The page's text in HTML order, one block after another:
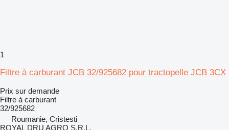
1
Filtre à carburant JCB 32/925682 pour tractopelle JCB 3CX
Prix sur demande
Filtre à carburant
32/925682
Roumanie, Cristesti
ROYAL DRU AGRO S.R.L.